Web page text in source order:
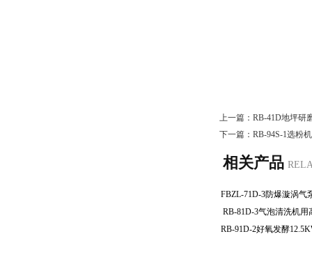
上一篇： RB-41D地坪研
下一篇： RB-94S-1选粉
相关产品
RB-81D-3气泡清洗机